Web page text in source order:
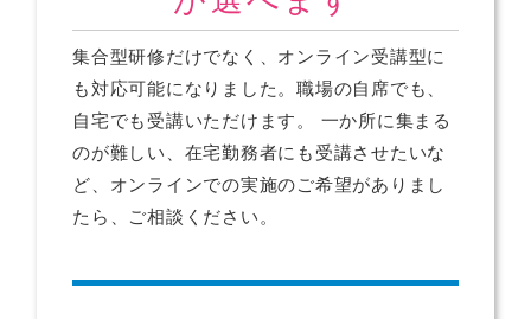
集合型研修だけでなく、オンライン受講型に
も対応可能になりました。職場の自席でも、
自宅でも受講いただけます。 一か所に集まる
のが難しい、在宅勤務者にも受講させたいな
ど、オンラインでの実施のご希望がありまし
たら、ご相談ください。